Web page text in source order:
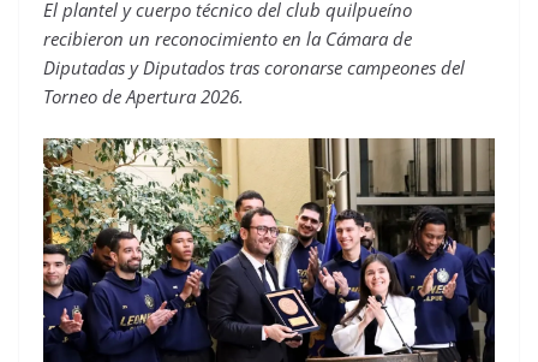
El plantel y cuerpo técnico del club quilpueíno
recibieron un reconocimiento en la Cámara de
Diputadas y Diputados tras coronarse campeones del
Torneo de Apertura 2026.